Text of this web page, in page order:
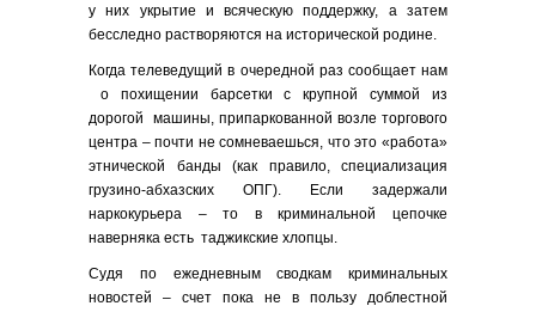
у них укрытие и всяческую поддержку, а затем
бесследно растворяются на исторической родине.
Когда телеведущий в очередной раз сообщает нам
о похищении барсетки с крупной суммой из
дорогой машины, припаркованной возле торгового
центра – почти не сомневаешься, что это «работа»
этнической банды (как правило, специализация
грузино-абхазских ОПГ). Если задержали
наркокурьера – то в криминальной цепочке
наверняка есть таджикские хлопцы.
Судя по ежедневным сводкам криминальных
новостей – счет пока не в пользу доблестной